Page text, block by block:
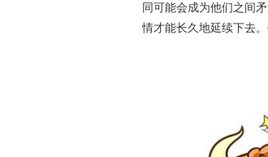
同可能会成为他们之间
情才能长久地延续下去